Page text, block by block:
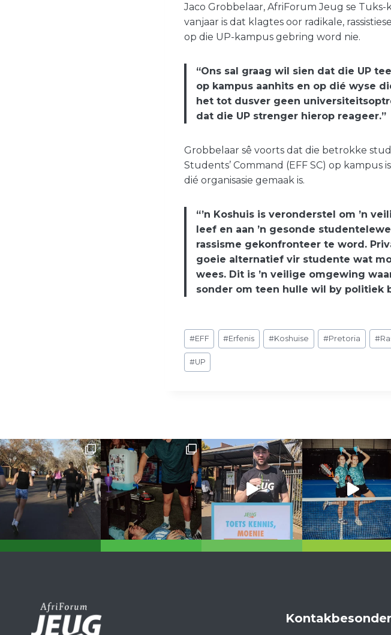
Jaco Grobbelaar, AfriForum Jeug se
vanjaar is dat klagtes oor radikale,
op die UP-kampus gebring word nie.
“Ons sal graag wil sien dat die UP
op kampus aanhits en op dié wyse
het tot dusver geen
dat die UP strenger hierop reageer.”
Grobbelaar sê voorts dat die betrokke
Students’ Command (EFF SC) op
dié organisasie gemaak is.
“’n Koshuis is veronderstel om ’n
leef en aan ’n gesonde
rassisme gekonfronteer te word.
goeie alternatief vir studente wat
wees. Dit is ’n veilige omgewing
sonder om teen hulle wil by politiek
Post
Tags:
#EFF #Erfenis #Koshuise #Pretoria #
#UP